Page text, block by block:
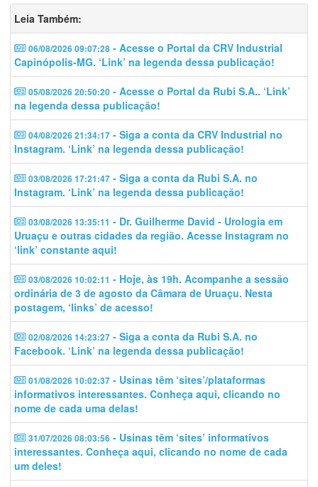
Leia Também:
06/08/2026 09:07:28 - Acesse o Portal da CRV Industrial
Capinópolis-MG. ‘Link’ na legenda dessa publicação!
05/08/2026 20:50:20 - Acesse o Portal da Rubi S.A.. ‘Link’
na legenda dessa publicação!
04/08/2026 21:34:17 - Siga a conta da CRV Industrial no
Instagram. ‘Link’ na legenda dessa publicação!
03/08/2026 17:21:47 - Siga a conta da Rubi S.A. no
Instagram. ‘Link’ na legenda dessa publicação!
03/08/2026 13:35:11 - Dr. Guilherme David - Urologia em
Uruaçu e outras cidades da região. Acesse Instagram no
‘link’ constante aqui!
03/08/2026 10:02:11 - Hoje, às 19h. Acompanhe a sessão
ordinária de 3 de agosto da Câmara de Uruaçu. Nesta
postagem, ‘links’ de acesso!
02/08/2026 14:23:27 - Siga a conta da Rubi S.A. no
Facebook. ‘Link’ na legenda dessa publicação!
01/08/2026 10:02:37 - Usinas têm ‘sites’/plataformas
informativos interessantes. Conheça aqui, clicando no
nome de cada uma delas!
31/07/2026 08:03:56 - Usinas têm ‘sites’ informativos
interessantes. Conheça aqui, clicando no nome de cada
um deles!